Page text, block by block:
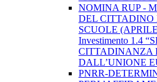
NOMINA RUP -
DEL CITTADINO
SCUOLE
Investimento 1.4
CITTADINANZA
DALL’UNIONE
PNRR-